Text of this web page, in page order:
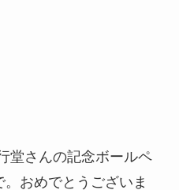
堂さんの記念ボールペ
おめでとうございま